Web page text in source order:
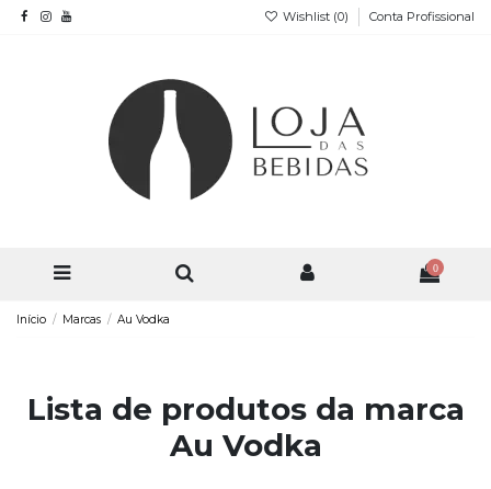
Wishlist (0) Conta Profissional
0
Início Marcas Au Vodka
Lista de produtos da marca
Au Vodka